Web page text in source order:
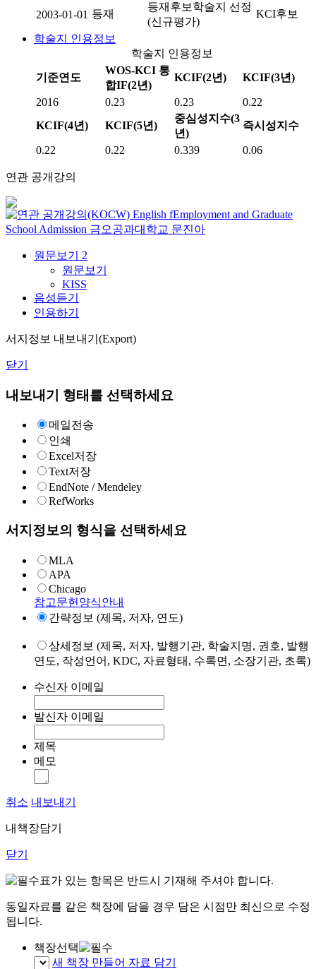
2003-01-01 등재
등재후보학술지 선정
(신규평가)
KCI후보
학술지 인용정보
학술지 인용정보
기준연도
WOS-KCI 통
합IF(2년)
KCIF(2년) KCIF(3년)
2016 0.23 0.23
0.22
KCIF(4년)
KCIF(5년)
중심성지수(3
년)
즉시성지수
0.22 0.22 0.339 0.06
연관 공개강의
English fEmployment and Graduate
School Admission 금오공과대학교 문진아
원문보기 2
원문보기
KISS
음성듣기
인용하기
서지정보 내보내기(Export)
닫기
내보내기 형태를 선택하세요
메일전송
인쇄
Excel저장
Text저장
EndNote / Mendeley
RefWorks
서지정보의 형식을 선택하세요
MLA
APA
Chicago
참고문헌양식안내
간략정보 (제목, 저자, 연도)
상세정보 (제목, 저자, 발행기관, 학술지명, 권호, 발행
연도, 작성언어, KDC, 자료형태, 수록면, 소장기관, 초록)
수신자 이메일
발신자 이메일
제목
메모
취소 내보내기
내책장담기
닫기
표가 있는 항목은 반드시 기재해 주셔야 합니다.
동일자료를 같은 책장에 담을 경우 담은 시점만 최신으로 수정
됩니다.
책장선택
새 책장 만들어 자료 담기